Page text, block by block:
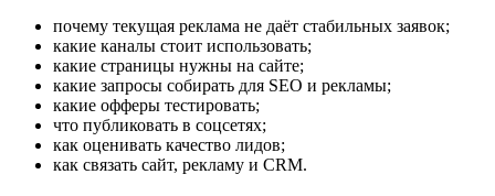
почему текущая реклама не даёт стабильных заявок;
какие каналы стоит использовать;
какие страницы нужны на сайте;
какие запросы собирать для SEO и рекламы;
какие офферы тестировать;
что публиковать в соцсетях;
как оценивать качество лидов;
как связать сайт, рекламу и CRM.